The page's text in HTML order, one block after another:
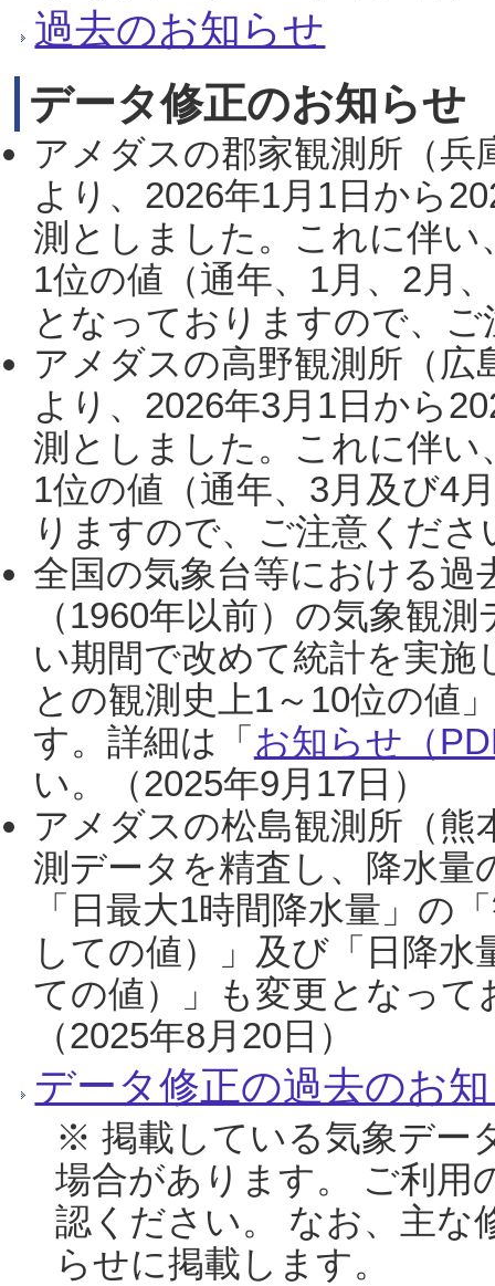
過去のお知らせ
データ修正のお知らせ
アメダスの郡家観測所（
より、2026年1月1日から
測としました。これに伴い
1位の値（通年、1月、2月
となっておりますので、
アメダスの高野観測所（
より、2026年3月1日から
測としました。これに伴い
1位の値（通年、3月及び4
りますので、ご注意くだ
全国の気象台等における過
（1960年以前）の気象観
い期間で改めて統計を実
との観測史上1～10位の値
す。詳細は「 お知らせ（
い。（2025年9月17日）
アメダスの松島観測所（熊
測データを精査し、降水
「日最大1時間降水量」の
しての値）」及び「日降
ての値）」も変更となっ
（2025年8月20日）
データ修正の過去のお
※ 掲載している気象デー
場合があります。 ご利用
認ください。 なお、主な
らせに掲載します。